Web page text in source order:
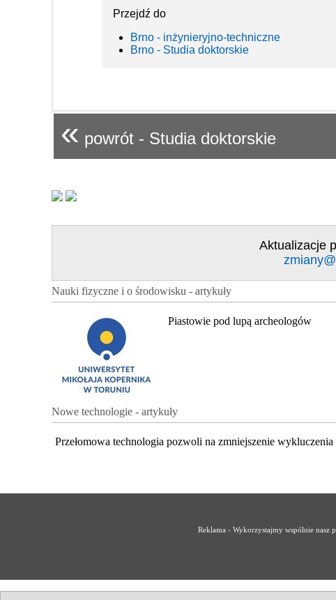
Przejdź do
Brno - inżynieryjno-techniczne
Brno - Studia doktorskie
« powrót - Studia doktorskie
Aktualizacje
Nauki fizyczne i o środowisku - artykuły
Piastowie pod lupą archeologów
Nowe technologie - artykuły
Przełomowa technologia pozwoli na zmniejszenie
Reklama - Wykorzystajmy wspólnie nasz